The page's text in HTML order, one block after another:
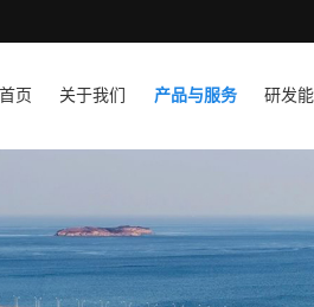
首页 关于我们 产品与服务 研发